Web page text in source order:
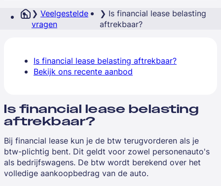
Veelgestelde
vragen
Is financial lease belasting
aftrekbaar?
Is financial lease belasting aftrekbaar?
Bekijk ons recente aanbod
Is financial lease belasting
aftrekbaar?
Bij financial lease kun je de btw terugvorderen als je
btw-plichtig bent. Dit geldt voor zowel personenauto's
als bedrijfswagens. De btw wordt berekend over het
volledige aankoopbedrag van de auto.